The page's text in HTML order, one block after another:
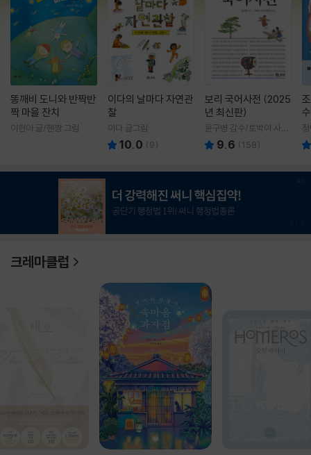
똥깨비 도니와 반짝반
짝 마을 잔치
이현아 글/핸짱 그림
이다의 날마다 자연관
찰
이다 글그림
10.0 (9)
보리 국어사전 (2025
년 최신판)
윤구병 감수/토박이 사전
편찬실 편
9.6 (158)
크레마클럽